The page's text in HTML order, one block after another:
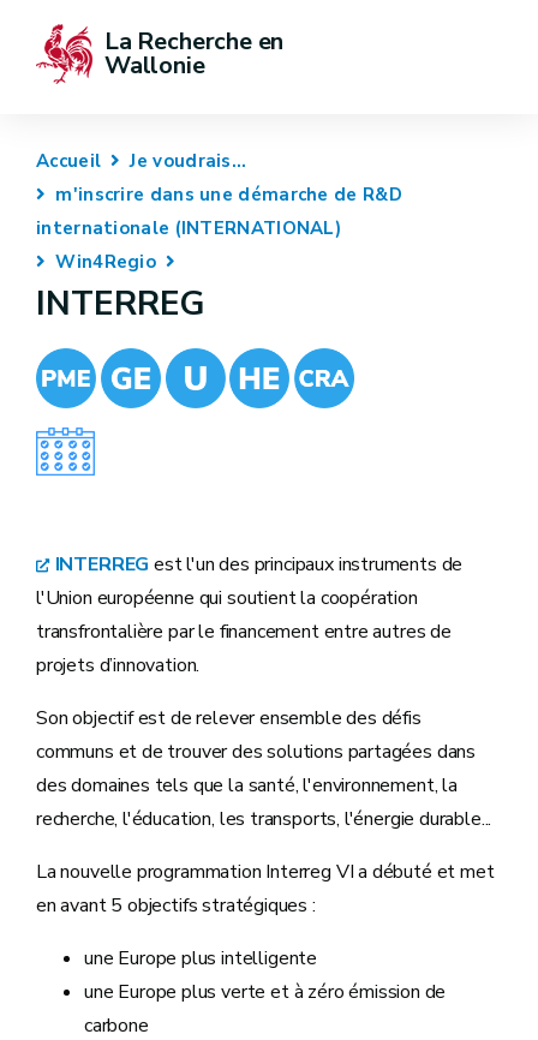
La Recherche en
Wallonie
Accueil
Je voudrais...
m'inscrire dans une démarche de R&D
internationale (INTERNATIONAL)
Win4Regio
INTERREG
INTERREG est l'un des principaux instruments de
l'Union européenne qui soutient la coopération
transfrontalière par le financement entre autres de
projets d’innovation.
Son objectif est de relever ensemble des défis
communs et de trouver des solutions partagées dans
des domaines tels que la santé, l'environnement, la
recherche, l'éducation, les transports, l'énergie durable...
La nouvelle programmation Interreg VI a débuté et met
en avant 5 objectifs stratégiques :
une Europe plus intelligente
une Europe plus verte et à zéro émission de
carbone